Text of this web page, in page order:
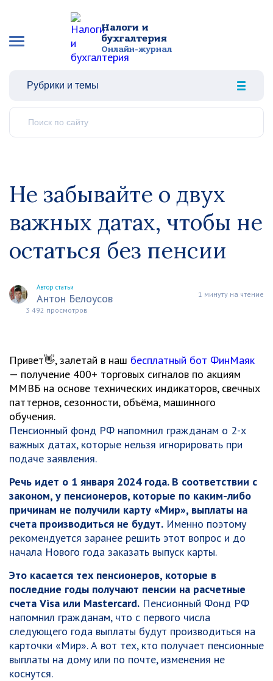
Налоги и
бухгалтерия
Онлайн-журнал
Рубрики и темы
Не забывайте о двух
важных датах, чтобы не
остаться без пенсии
Автор статьи
Антон Белоусов
1 минуту на чтение
3 492 просмотров
Привет👋, залетай в наш бесплатный бот ФинМаяк
— получение 400+ торговых сигналов по акциям
ММВБ на основе технических индикаторов, свечных
паттернов, сезонности, объёма, машинного
обучения.
Пенсионный фонд РФ напомнил гражданам о 2-х
важных датах, которые нельзя игнорировать при
подаче заявления.
Речь идет о 1 января 2024 года. В соответствии с
законом, у пенсионеров, которые по каким-либо
причинам не получили карту «Мир», выплаты на
счета производиться не будут. Именно поэтому
рекомендуется заранее решить этот вопрос и до
начала Нового года заказать выпуск карты.
Это касается тех пенсионеров, которые в
последние годы получают пенсии на расчетные
счета Visa или Mastercard. Пенсионный Фонд РФ
напомнил гражданам, что с первого числа
следующего года выплаты будут производиться на
карточки «Мир». А вот тех, кто получает пенсионные
выплаты на дому или по почте, изменения не
коснутся.